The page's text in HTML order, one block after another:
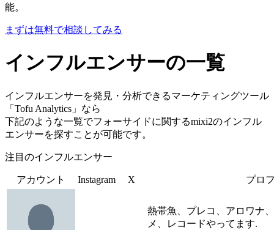
能。
まずは無料で相談してみる
インフルエンサーの一覧
インフルエンサーを発見・分析できるマーケティングツール
「Tofu Analytics」なら
下記のような一覧でフォーサイドに関するmixi2のインフル
エンサーを探すことが可能です。
注目のインフルエンサー
アカウント Instagram X プロ
熱帯魚、プレコ、アロワナ
メ、レコードやってます.